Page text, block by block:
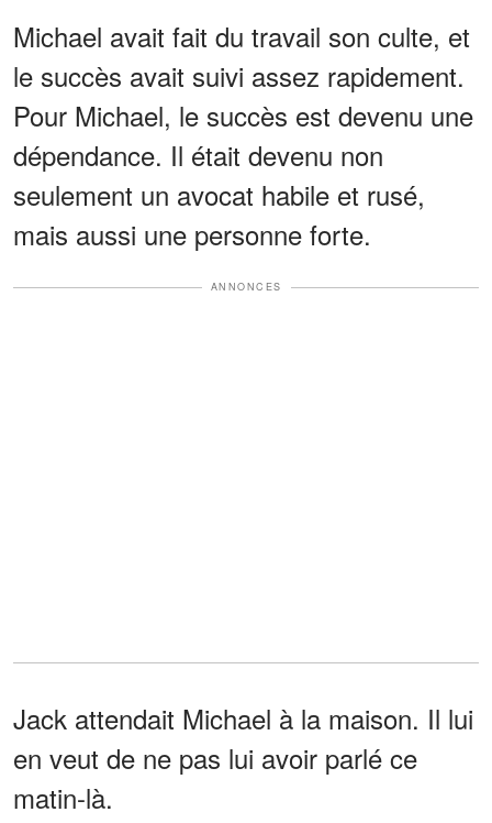
Michael avait fait du travail son culte, et
le succès avait suivi assez rapidement.
Pour Michael, le succès est devenu une
dépendance. Il était devenu non
seulement un avocat habile et rusé,
mais aussi une personne forte.
ANNONCES
Jack attendait Michael à la maison. Il lui
en veut de ne pas lui avoir parlé ce
matin-là.